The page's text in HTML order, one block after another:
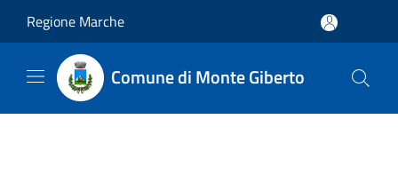
Regione Marche
Comune di Monte Giberto